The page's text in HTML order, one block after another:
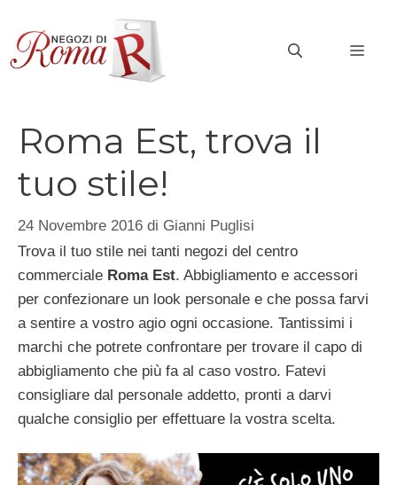
contenuto
Roma Est, trova il
tuo stile!
24 Novembre 2016 di Gianni Puglisi
Trova il tuo stile nei tanti negozi del centro
commerciale Roma Est. Abbigliamento e accessori
per confezionare un look personale e che possa farvi
a sentire a vostro agio ogni occasione. Tantissimi i
marchi che potrete confrontare per trovare il capo di
abbigliamento che più fa al caso vostro. Fatevi
consigliare dal personale addetto, pronti a darvi
qualche consiglio per effettuare la vostra scelta.